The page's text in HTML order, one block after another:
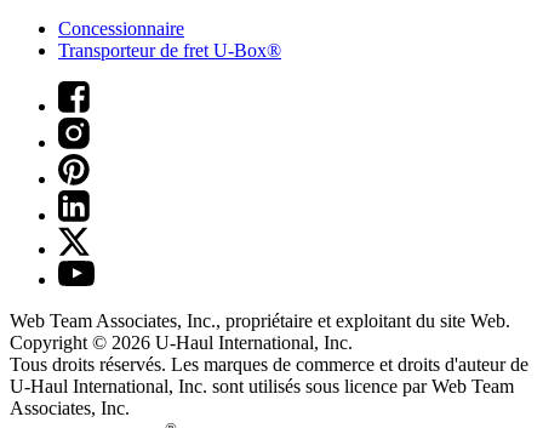
Concessionnaire
Transporteur de fret U-Box®
Web Team Associates, Inc., propriétaire et exploitant du site Web.
Copyright © 2026 U-Haul International, Inc.
Tous droits réservés. Les marques de commerce et droits d'auteur de
U-Haul International, Inc. sont utilisés sous licence par Web Team
Associates, Inc.